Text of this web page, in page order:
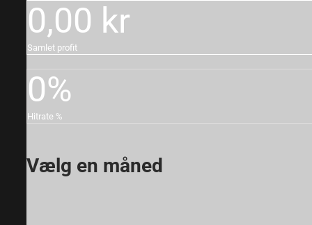
0,00 kr
Samlet profit
0%
Hitrate %
Vælg en måned